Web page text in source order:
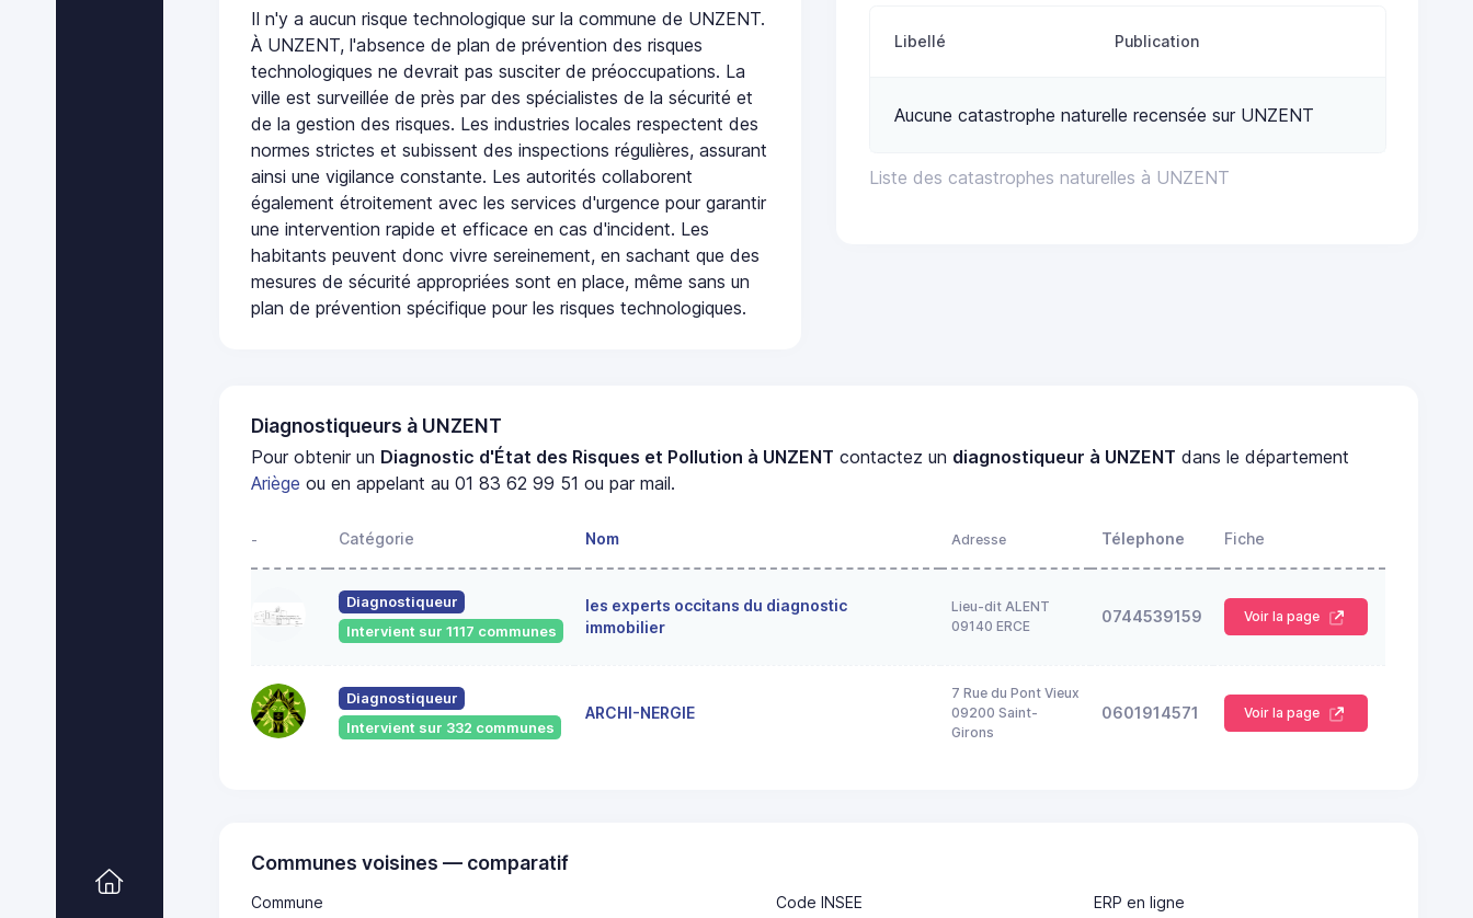
Il n'y a aucun risque technologique sur la commune de UNZENT.
À UNZENT, l'absence de plan de prévention des risques
technologiques ne devrait pas susciter de préoccupations. La
ville est surveillée de près par des spécialistes de la sécurité et
de la gestion des risques. Les industries locales respectent des
normes strictes et subissent des inspections régulières, assurant
ainsi une vigilance constante. Les autorités collaborent
également étroitement avec les services d'urgence pour garantir
une intervention rapide et efficace en cas d'incident. Les
habitants peuvent donc vivre sereinement, en sachant que des
mesures de sécurité appropriées sont en place, même sans un
plan de prévention spécifique pour les risques technologiques.
Liste des catastrophes naturelles à UNZENT
Libellé Publication
Aucune catastrophe naturelle recensée sur UNZENT
Diagnostiqueurs à UNZENT
Pour obtenir un Diagnostic d'État des Risques et Pollution à UNZENT contactez un diagnostiqueur à UNZENT dans le département
Ariège ou en appelant au 01 83 62 99 51 ou par mail.
- Catégorie Nom Adresse Télephone Fiche
Diagnostiqueur
Intervient sur 1117 communes
les experts occitans du diagnostic
immobilier
Lieu-dit ALENT
09140 ERCE
0744539159 Voir la page
Diagnostiqueur
Intervient sur 332 communes
ARCHI-NERGIE
7 Rue du Pont Vieux
09200 Saint-
Girons
0601914571 Voir la page
Communes voisines — comparatif
Commune Code INSEE ERP en ligne